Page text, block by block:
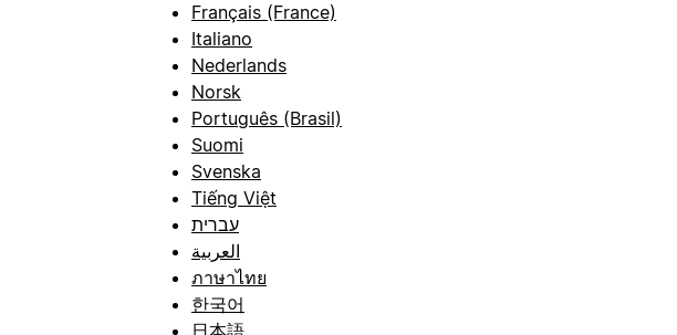
Français (France)
Italiano
Nederlands
Norsk
Português (Brasil)
Suomi
Svenska
Tiếng Việt
עברית
العربية
ภาษาไทย
한국어